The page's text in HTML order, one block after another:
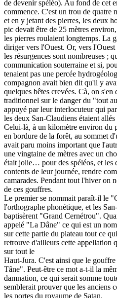
de devenir spéléo). Au fond de cet
commence. C'est un trou de quatre
et en y jetant des pierres, les deux
pic devait être de 25 mètres
les pierres roulaient longtemps. La
diriger vers l'Ouest. Or, vers
les résurgences sont nombreuses ;
communication souterraine et si,
tenaient pas une percée
compagnon avait bien dit qu'il y
quelques bêtes crevées. Cà, on
traditionnel sur le danger du "tout
appuyé par leur interlocuteur qui
les deux San-Claudiens étaient
Celui-là, à un kilomètre environ du
en bordure de la forêt, au sommet
avait paru moins important que
une vingtaine de mètres avec un
était jolie… pour des spéléos, et les
contents de leur journée, rendre
camarades. Pendant tout l'hiver on
de ces gouffres.
Le premier se nommait paraît-il le
l'orthographe phonétique, et les
baptisèrent "Grand Cernétrou".
appelé "La Dâne" ce qui est un
sur cette partie du plateau tout ce
retrouve d'ailleurs cette appellation
sur tout le
Haut-Jura. C'est ainsi que le
Tâne". Peut-être ce mot a-t-il la
damnation, ce qui serait somme
semblerait prouver que les anciens
les portes du royaume de Satan.